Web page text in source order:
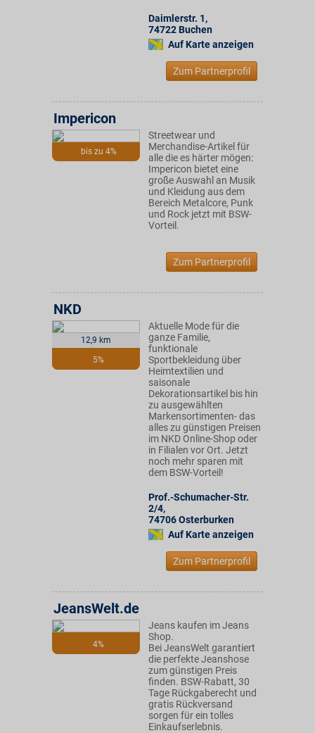
Daimlerstr. 1,
74722 Buchen
Auf Karte anzeigen
Zum Partnerprofil
bis zu 4%
Impericon
Streetwear und
Merchandise-Artikel für
alle die es härter mögen:
Impericon bietet eine
große Auswahl an Musik
und Kleidung aus dem
Bereich Metalcore, Punk
und Rock jetzt mit BSW-
Vorteil.
Zum Partnerprofil
12,9 km
5%
NKD
Aktuelle Mode für die
ganze Familie,
funktionale
Sportbekleidung über
Heimtextilien und
saisonale
Dekorationsartikel bis hin
zu ausgewählten
Markensortimenten- das
alles zu günstigen Preisen
im NKD Online-Shop oder
in Filialen vor Ort. Jetzt
noch mehr sparen mit
dem BSW-Vorteil!
Prof.-Schumacher-Str.
2/4,
74706Osterburken
Auf Karte anzeigen
Zum Partnerprofil
4%
JeansWelt.de
Jeans kaufen im Jeans
Shop.
Bei JeansWelt garantiert
die perfekte Jeanshose
zum günstigen Preis
finden. BSW-Rabatt, 30
Tage Rückgaberecht und
gratis Rückversand
sorgen für ein tolles
Einkaufserlebnis.